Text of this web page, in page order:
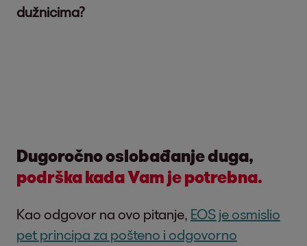
dužnicima?
Dugoročno oslobađanje duga,
podrška kada Vam je potrebna.
Kao odgovor na ovo pitanje, EOS je osmislio
pet principa za pošteno i odgovorno